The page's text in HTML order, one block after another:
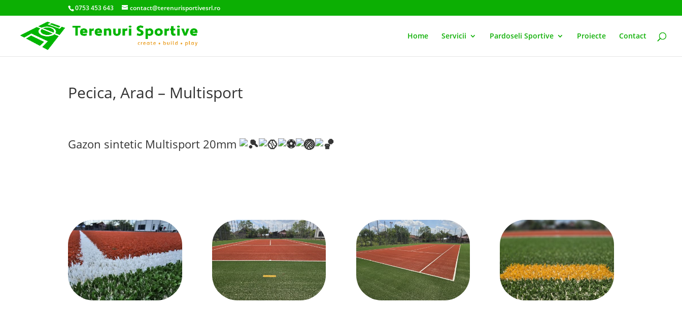
0753 453 643 contact@terenurisportivesrl.ro
Home Servicii Pardoseli Sportive Proiecte Contact
Pecica, Arad – Multisport
Gazon sintetic Multisport 20mm